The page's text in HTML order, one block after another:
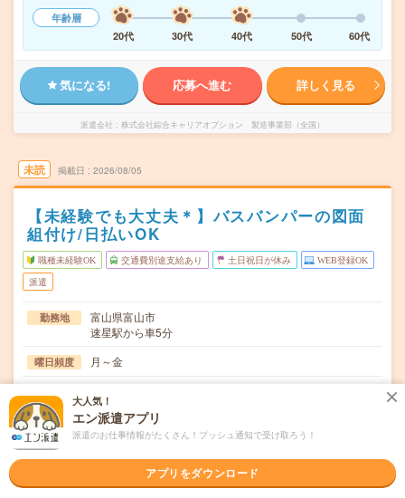
年齢層
20代
30代 40代 50代 60代
気になる! 応募へ進む 詳しく見る
派遣会社 株式会社綜合キャリアオプション 製造事業部（全国）
未読 掲載日 2026/08/05
【未経験でも大丈夫＊】バスバンパーの図面
組付け/日払いOK
職種未経験OK 交通費別途支給あり 土日祝日が休み WEB登録OK
派遣
勤務地
富山県富山市
速星駅から車5分
曜日頻度 月～金
期間 長期でお仕事できる方、大歓迎！
時給
大人気！
エン派遣アプリ
派遣のお仕事情報がたくさん！プッシュ通知で受け取ろう！
アプリをダウンロード